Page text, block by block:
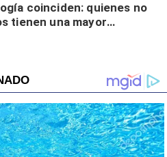
coinciden: quienes no
tienen una mayor
físicos y no es por